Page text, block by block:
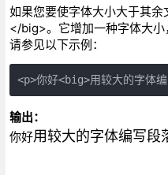
如果您要使字体大小大于其
</big>。它增加一种字体大小
请参见以下示例：
<p>你好<big>用较大的字体
输出：
你好用较大的字体编写段